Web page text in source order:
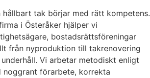
tak börjar med rätt kompetens.
i Österåker hjälper vi
bostadsrättsföreningar
från nyproduktion till takrenovering
Vi arbetar metodiskt enligt
noggrant förarbete, korrekta